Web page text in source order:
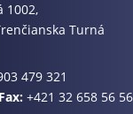
1002,
Turná
479 321
+421 32 658 56 56